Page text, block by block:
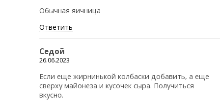
Обычная яичница
Ответить
Седой
26.06.2023
Если еще жирнинькой колбаски добавить, а еще
сверху майонеза и кусочек сыра. Получиться
вкусно.